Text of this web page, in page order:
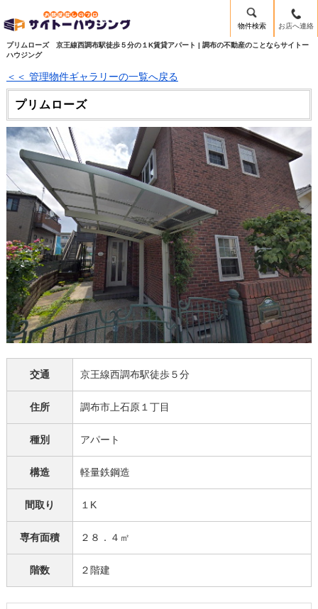
物件検索 お店へ連絡
プリムローズ 京王線西調布駅徒歩５分の１K賃貸アパート | 調布の不動産のことならサイトー
ハウジング
＜＜ 管理物件ギャラリーの一覧へ戻る
プリムローズ
交通 京王線西調布駅徒歩５分
住所 調布市上石原１丁目
種別 アパート
構造 軽量鉄鋼造
間取り １K
専有面積 ２８．４㎡
階数 ２階建